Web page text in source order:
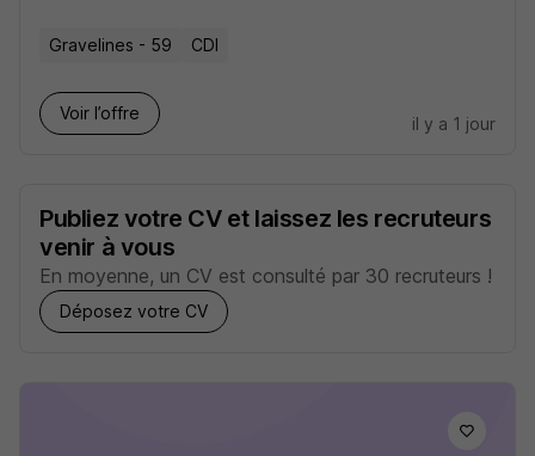
Gravelines - 59 CDI
Voir l’offre
il y a 1 jour
Publiez votre CV et laissez les recruteurs
venir à vous
En moyenne, un CV est consulté par 30 recruteurs !
Déposez votre CV